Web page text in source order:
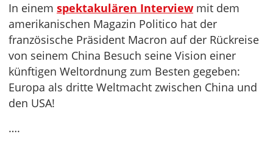
In einem spektakulären Interview mit dem
amerikanischen Magazin Politico hat der
französische Präsident Macron auf der Rückreise
von seinem China Besuch seine Vision einer
künftigen Weltordnung zum Besten gegeben:
Europa als dritte Weltmacht zwischen China und
den USA!
….